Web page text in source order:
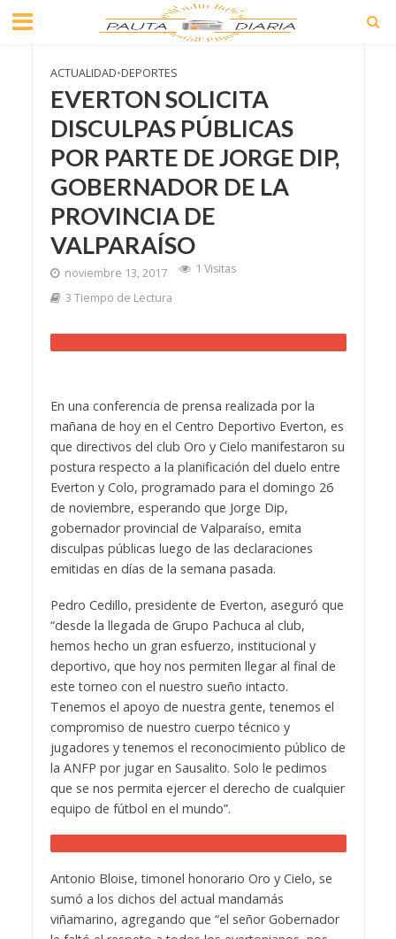
ACTUALIDAD•DEPORTES
EVERTON SOLICITA
DISCULPAS PÚBLICAS
POR PARTE DE JORGE DIP,
GOBERNADOR DE LA
PROVINCIA DE
VALPARAÍSO
noviembre 13, 2017
1 Visitas
3 Tiempo de Lectura
En una conferencia de prensa realizada por la
mañana de hoy en el Centro Deportivo Everton, es
que directivos del club Oro y Cielo manifestaron su
postura respecto a la planificación del duelo entre
Everton y Colo, programado para el domingo 26
de noviembre, esperando que Jorge Dip,
gobernador provincial de Valparaíso, emita
disculpas públicas luego de las declaraciones
emitidas en días de la semana pasada.
Pedro Cedillo, presidente de Everton, aseguró que
“desde la llegada de Grupo Pachuca al club,
hemos hecho un gran esfuerzo, institucional y
deportivo, que hoy nos permiten llegar al final de
este torneo con el nuestro sueño intacto.
Tenemos el apoyo de nuestra gente, tenemos el
compromiso de nuestro cuerpo técnico y
jugadores y tenemos el reconocimiento público de
la ANFP por jugar en Sausalito. Solo le pedimos
que se nos permita ejercer el derecho de cualquier
equipo de fútbol en el mundo”.
Antonio Bloise, timonel honorario Oro y Cielo, se
sumó a los dichos del actual mandamás
viñamarino, agregando que “el señor Gobernador